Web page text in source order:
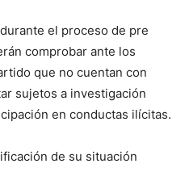
el proceso de pre
comprobar ante los
que no cuentan con
sujetos a investigación
en conductas ilícitas.
de su situación